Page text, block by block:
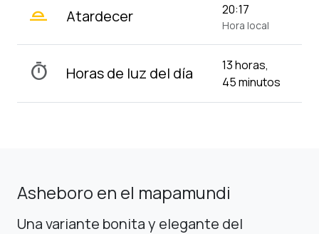
wb_twilight_2 Atardecer 20:17
Hora local
timer Horas de luz del día
13 horas,
45 minutos
Asheboro en el mapamundi
Una variante bonita y elegante del